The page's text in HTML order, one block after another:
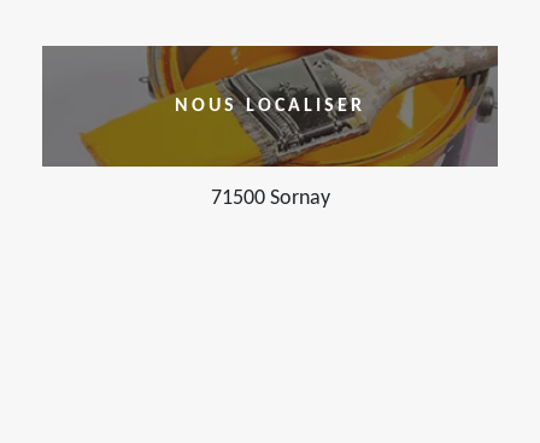
NOUS LOCALISER
71500 Sornay